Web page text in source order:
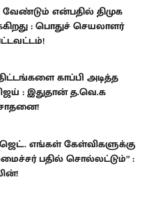
வேண்டும் என்பதில் திமுக
: பொதுச் செயலாளர்
காப்பி அடித்த
: இதுதான் த.வெ.க
எங்கள் கேள்விகளுக்கு
பதில் சொல்லட்டும்” :